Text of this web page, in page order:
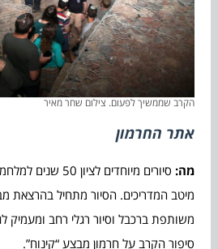
הקרב שממשיך לפעום. צילום שחר מאיר
אתר החרמון
מה:
סיורים מיוחדים
מיטב המדריכים. הסיור מתחיל בהרצאת
משותפת ברכבל וסיור רגלי רחב ומעמיק
סיפור הקרב על חרמון מבצע “קינוח”.